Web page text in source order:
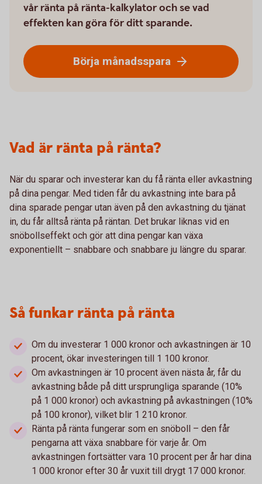
vår ränta på ränta-kalkylator och se vad
effekten kan göra för ditt sparande.
Börja månadsspara
Vad är ränta på ränta?
När du sparar och investerar kan du få ränta eller avkastning
på dina pengar. Med tiden får du avkastning inte bara på
dina sparade pengar utan även på den avkastning du tjänat
in, du får alltså ränta på räntan. Det brukar liknas vid en
snöbollseffekt och gör att dina pengar kan växa
exponentiellt – snabbare och snabbare ju längre du sparar.
Så funkar ränta på ränta
Om du investerar 1 000 kronor och avkastningen är 10
procent, ökar investeringen till 1 100 kronor.
Om avkastningen är 10 procent även nästa år, får du
avkastning både på ditt ursprungliga sparande (10%
på 1 000 kronor) och avkastning på avkastningen (10%
på 100 kronor), vilket blir 1 210 kronor.
Ränta på ränta fungerar som en snöboll – den får
pengarna att växa snabbare för varje år. Om
avkastningen fortsätter vara 10 procent per år har dina
1 000 kronor efter 30 år vuxit till drygt 17 000 kronor.